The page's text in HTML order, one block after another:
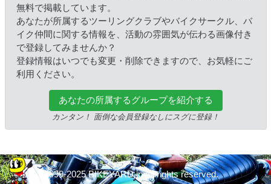
無料で掲載しています。
あなたが所属するツーリングクラブやバイクサークル、バ
イク仲間に関する情報を、活動の雰囲気が伝わる画像付き
で登録してみませんか？
登録情報はいつでも変更・削除できますので、お気軽にご
利用ください。
あなたの所属するグループを紹介する
カンタン！ 面倒な会員登録なしにスグに登録！
© 1999-2025 BIKEYARD.jp All rights reserved.